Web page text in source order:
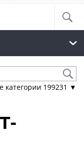
категории 199231 ▼